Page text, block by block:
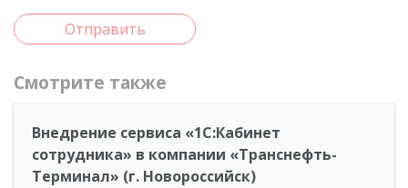
Отправить
Смотрите также
Внедрение сервиса «1С:Кабинет
сотрудника» в компании «Транснефть-
Терминал» (г. Новороссийск)